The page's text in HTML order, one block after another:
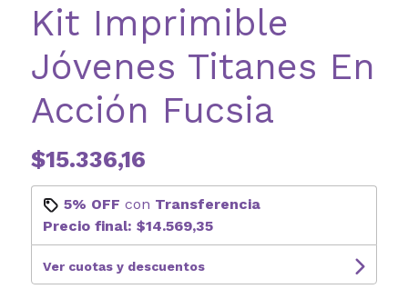
Kit Imprimible
Jóvenes Titanes En
Acción Fucsia
$15.336,16
5% OFF con Transferencia
Precio final: $14.569,35
Ver cuotas y descuentos